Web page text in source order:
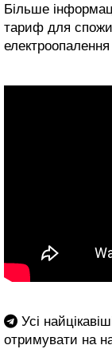
Більше
тариф для
електроопалення
Усі
отримувати на